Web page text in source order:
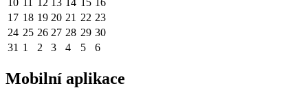
10 11 12 13 14 15 16
17 18 19 20 21 22 23
24 25 26 27 28 29 30
31 1 2 3 4 5 6
Mobilní aplikace